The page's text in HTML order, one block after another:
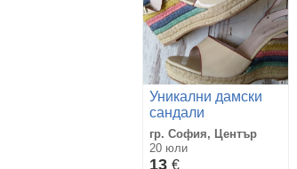
Уникални дамски
сандали
гр. София, Център
20 юли
13 €